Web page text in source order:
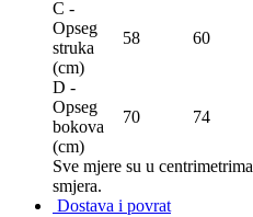
C -
Opseg
struka
(сm)
58 60
D -
Opseg
bokova
(сm)
70 74
Sve mjere su u centrimetrima
smjera.
Dostava i povrat